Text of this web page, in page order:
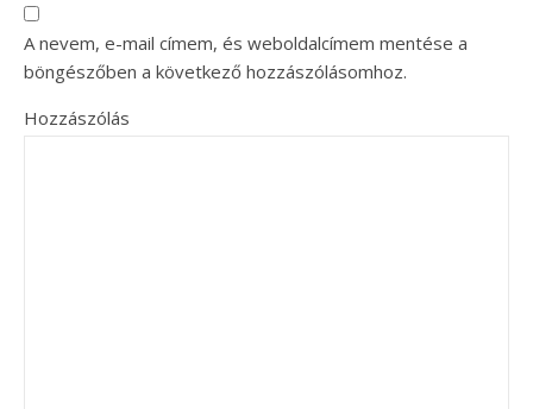
A nevem, e-mail címem, és weboldalcímem mentése a
böngészőben a következő hozzászólásomhoz.
Hozzászólás